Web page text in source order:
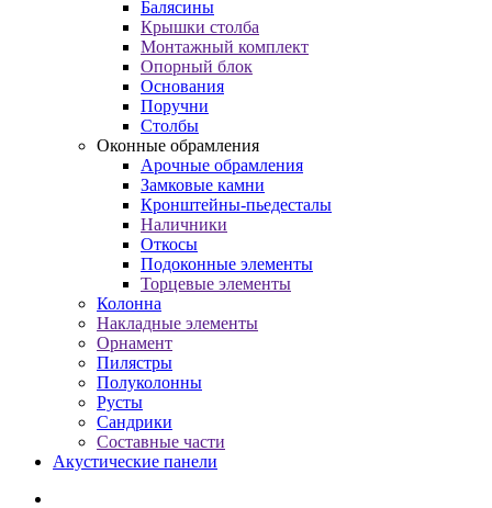
Балясины
Крышки столба
Монтажный комплект
Опорный блок
Основания
Поручни
Столбы
Оконные обрамления
Арочные обрамления
Замковые камни
Кронштейны-пьедесталы
Наличники
Откосы
Подоконные элементы
Торцевые элементы
Колонна
Накладные элементы
Орнамент
Пилястры
Полуколонны
Русты
Сандрики
Составные части
Акустические панели